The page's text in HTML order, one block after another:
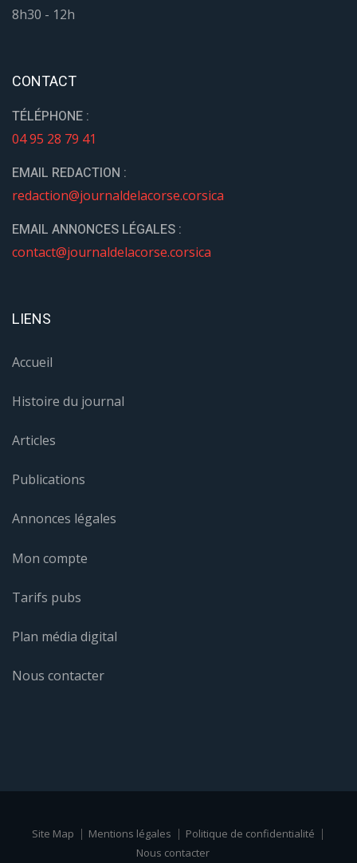
8h30 - 12h
CONTACT
TÉLÉPHONE :
04 95 28 79 41
EMAIL REDACTION :
redaction@journaldelacorse.corsica
EMAIL ANNONCES LÉGALES :
contact@journaldelacorse.corsica
LIENS
Accueil
Histoire du journal
Articles
Publications
Annonces légales
Mon compte
Tarifs pubs
Plan média digital
Nous contacter
Site Map Mentions légales
Politique de confidentialité
Nous contacter